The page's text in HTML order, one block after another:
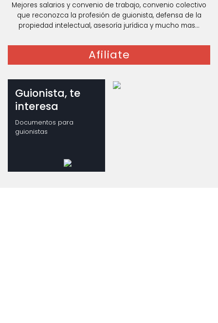
Mejores salarios y convenio de trabajo, convenio colectivo
que reconozca la profesión de guionista, defensa de la
propiedad intelectual, asesoría jurídica y mucho mas...
Afiliate
Guionista, te
interesa
Documentos para
guionistas